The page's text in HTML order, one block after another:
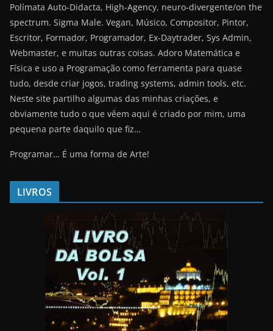
Polímata Auto-Didacta, High-Agency, neuro-divergente/on the
spectrum. Sigma Male. Vegan, Músico, Compositor, Pintor,
Escritor, Formador, Programador, Ex-Daytrader, Sys Admin,
Webmaster, e muitas outras coisas. Adoro Matemática e
Física e uso a Programação como ferramenta para quase
tudo, desde criar jogos, trading systems, admin tools, etc.
Neste site partilho algumas das minhas criações, e
obviamente tudo o que vêem aqui é criado por mim, uma
pequena parte daquilo que fiz…
Programar… É uma forma de Arte!
LIVROS